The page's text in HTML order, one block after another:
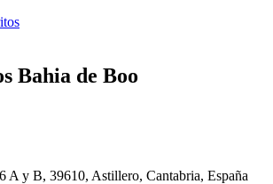
Bahia de Boo
A y B, 39610, Astillero, Cantabria, España